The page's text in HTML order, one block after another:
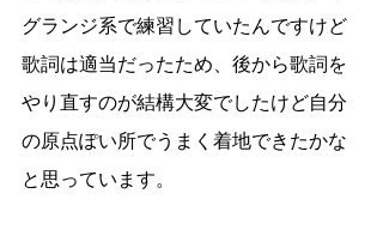
グランジ系で練習していたんですけど
歌詞は適当だったため、後から歌詞を
やり直すのが結構大変でしたけど自分
の原点ぽい所でうまく着地できたかな
と思っています。